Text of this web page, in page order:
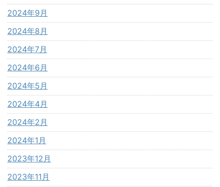
2024年9月
2024年8月
2024年7月
2024年6月
2024年5月
2024年4月
2024年2月
2024年1月
2023年12月
2023年11月